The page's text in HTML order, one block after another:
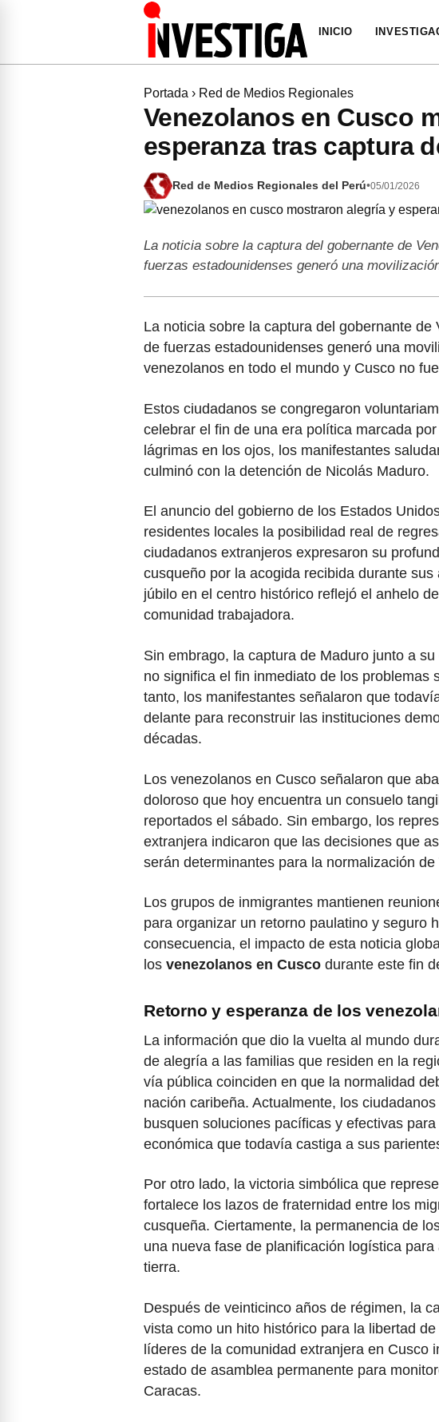
INICIO
Portada › Red de Medios Regionales
Venezolanos en Cusco
esperanza tras captura
Red de Medios Regionales del Perú•05/01/2026
La noticia sobre la captura del gobernante de
fuerzas estadounidenses generó una
La noticia sobre la captura del gobernante
de fuerzas estadounidenses generó una
venezolanos en todo el mundo y Cusco no
Estos ciudadanos se congregaron
celebrar el fin de una era política marcada
lágrimas en los ojos, los manifestantes
culminó con la detención de Nicolás Maduro.
El anuncio del gobierno de los Estados
residentes locales la posibilidad real de
ciudadanos extranjeros expresaron su
cusqueño por la acogida recibida durante
júbilo en el centro histórico reflejó el anhelo
comunidad trabajadora.
Sin embrago, la captura de Maduro junto a
no significa el fin inmediato de los problemas
tanto, los manifestantes señalaron que
delante para reconstruir las instituciones
décadas.
Los venezolanos en Cusco señalaron que
doloroso que hoy encuentra un consuelo
reportados el sábado. Sin embargo, los
extranjera indicaron que las decisiones que
serán determinantes para la normalización de
Los grupos de inmigrantes mantienen
para organizar un retorno paulatino y seguro
consecuencia, el impacto de esta noticia
los venezolanos en Cusco durante este fin
Retorno y esperanza de los
La información que dio la vuelta al mundo
de alegría a las familias que residen en la
vía pública coinciden en que la normalidad
nación caribeña. Actualmente, los
busquen soluciones pacíficas y efectivas
económica que todavía castiga a sus
Por otro lado, la victoria simbólica que
fortalece los lazos de fraternidad entre los
cusqueña. Ciertamente, la permanencia de
una nueva fase de planificación logística
tierra.
Después de veinticinco años de régimen, la
vista como un hito histórico para la libertad
líderes de la comunidad extranjera en Cusco
estado de asamblea permanente para
Caracas.